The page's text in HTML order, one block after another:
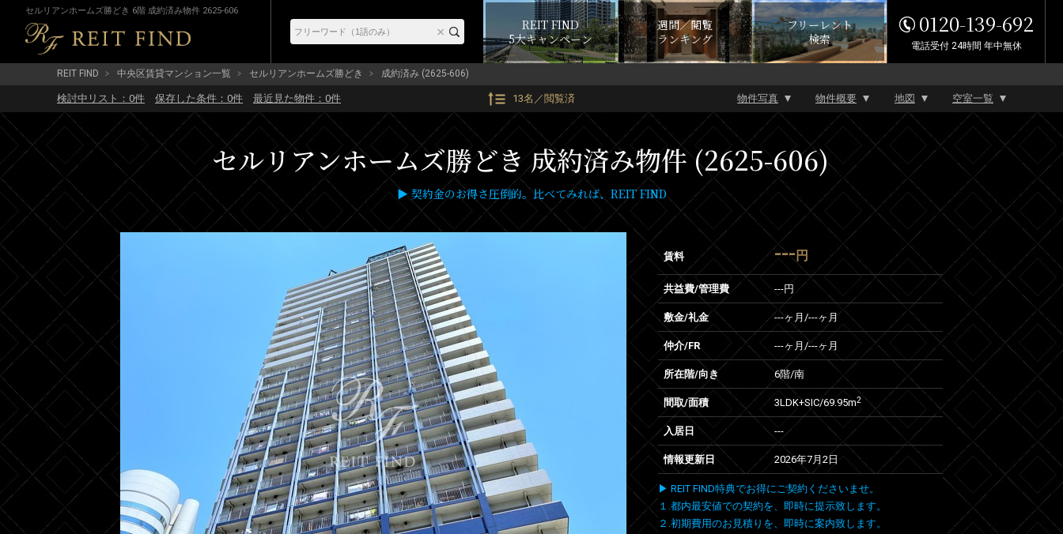
セルリアンホームズ勝どき 6階 成約済み物件 2625-606
REIT FIND
5大キャンペーン
週間／閲覧
ランキング
フリーレント
検索
0120-139-692
電話受付 24時間 年中無休
REIT FIND 中央区賃貸マンション一覧 セルリアンホームズ勝どき 成約済み (2625-606)
検討中リスト： 0件 保存した条件： 0件 最近見た物件： 0件 13名／閲覧済 物件写真 物件概要 地図 空室一覧
セルリアンホームズ勝どき 成約済み物件 (2625-606)
▶ 契約金のお得さ圧倒的。比べてみれば、REIT FIND
賃料 --- 円
共益費/管理費 ---円
敷金/礼金 ---ヶ月 /---ヶ月
仲介/FR ---ヶ月 /---ヶ月
所在階/向き 6階/南
間取/面積 3LDK+SIC/69.95m2
入居日 ---
情報更新日 2026年7月2日
▶ REIT FIND特典でお得にご契約くださいませ。
１.都内最安値での契約を、即時に提示致します。
２.初期費用のお見積りを、即時に案内致します。